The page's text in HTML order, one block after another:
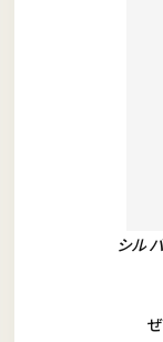
シル